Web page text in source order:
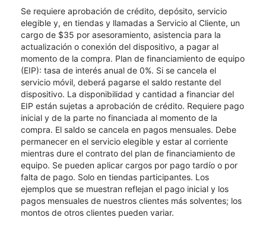
Se requiere aprobación de crédito, depósito, servicio
elegible y, en tiendas y llamadas a Servicio al Cliente, un
cargo de $35 por asesoramiento, asistencia para la
actualización o conexión del dispositivo, a pagar al
momento de la compra. Plan de financiamiento de equipo
(EIP): tasa de interés anual de 0%. Si se cancela el
servicio móvil, deberá pagarse el saldo restante del
dispositivo. La disponibilidad y cantidad a financiar del
EIP están sujetas a aprobación de crédito. Requiere pago
inicial y de la parte no financiada al momento de la
compra. El saldo se cancela en pagos mensuales. Debe
permanecer en el servicio elegible y estar al corriente
mientras dure el contrato del plan de financiamiento de
equipo. Se pueden aplicar cargos por pago tardío o por
falta de pago. Solo en tiendas participantes. Los
ejemplos que se muestran reflejan el pago inicial y los
pagos mensuales de nuestros clientes más solventes; los
montos de otros clientes pueden variar.